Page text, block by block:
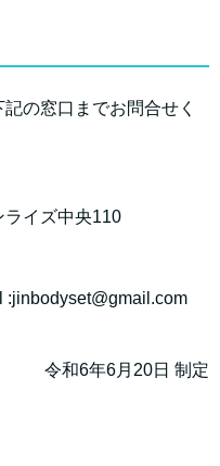
の窓口までお問合せく
ライズ中央110
:jinbodyset@gmail.com
令和6年6月20日 制定